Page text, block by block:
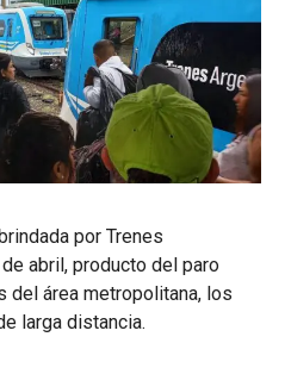
por Trenes
abril, producto del paro
del área metropolitana, los
larga distancia.